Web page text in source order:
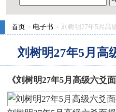
首页 > 电子书 > 刘树明27年5月高
刘树明27年5月高
《刘树明27年5月高级六爻